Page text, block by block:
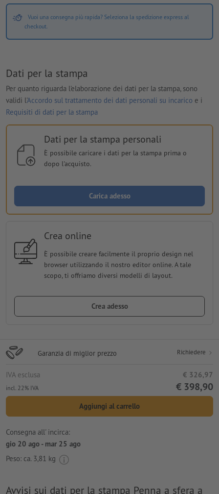
Vuoi una consegna più rapida? Seleziona la spedizione express al
checkout.
Dati per la stampa
Per quanto riguarda l'elaborazione dei dati per la stampa, sono
validi l'Accordo sul trattamento dei dati personali su incarico e i
Requisiti di dati per la stampa
Dati per la stampa personali
È possibile caricare i dati per la stampa prima o
dopo l'acquisto.
Carica adesso
Crea online
È possibile creare facilmente il proprio design nel
browser utilizzando il nostro editor online. A tale
scopo, ti offriamo diversi modelli di layout.
Crea adesso
Garanzia di miglior prezzo Richiedere
IVA esclusa € 326,97
incl. 22% IVA € 398,90
Aggiungi al carrello
Consegna all' incirca:
gio 20 ago - mar 25 ago
Peso: ca. 3,81 kg
Avvisi sui dati per la stampa Penna a sfera a